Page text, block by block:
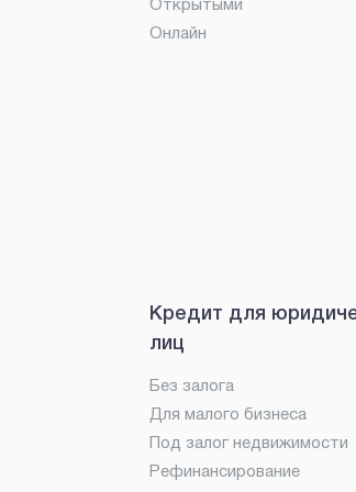
Открытыми
Онлайн
Кредит для
лиц
Без залога
Для малого бизнеса
Под залог недвижимости
Рефинансирование